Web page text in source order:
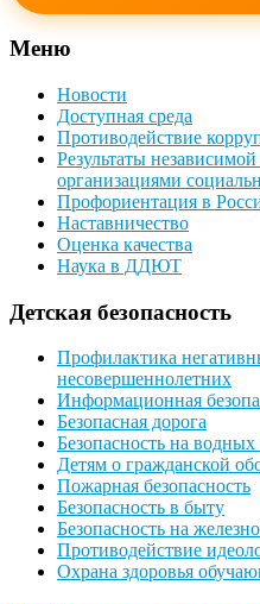
Меню
Новости
Доступная среда
Противодействие
Результаты
организациями
Профориентация в
Наставничество
Оценка качества
Наука в ДДЮТ
Детская безопасность
Профилактика
несовершеннолетних
Информационная
Безопасная дорога
Безопасность на водных
Детям о гражданской
Пожарная безопасность
Безопасность в быту
Безопасность на
Противодействие
Охрана здоровья